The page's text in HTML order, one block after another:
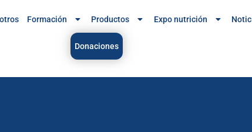
Formación Productos Expo nutrición
Donaciones